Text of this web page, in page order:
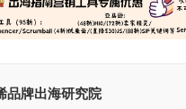
品牌出海研究院